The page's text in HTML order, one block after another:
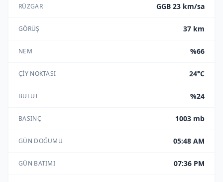
RÜZGAR GGB 23 km/sa
GÖRÜŞ 37 km
NEM %66
ÇIY NOKTASI 24°C
BULUT %24
BASINÇ 1003 mb
GÜN DOĞUMU 05:48 AM
GÜN BATIMI 07:36 PM